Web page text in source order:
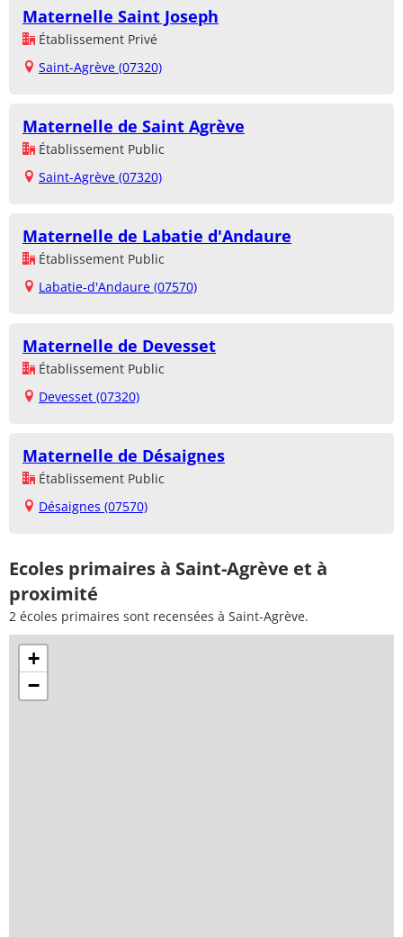
Maternelle Saint Joseph
Établissement Privé
Saint-Agrève (07320)
Maternelle de Saint Agrève
Établissement Public
Saint-Agrève (07320)
Maternelle de Labatie d'Andaure
Établissement Public
Labatie-d'Andaure (07570)
Maternelle de Devesset
Établissement Public
Devesset (07320)
Maternelle de Désaignes
Établissement Public
Désaignes (07570)
Ecoles primaires à Saint-Agrève et à
proximité
2 écoles primaires sont recensées à Saint-Agrève.
+
−